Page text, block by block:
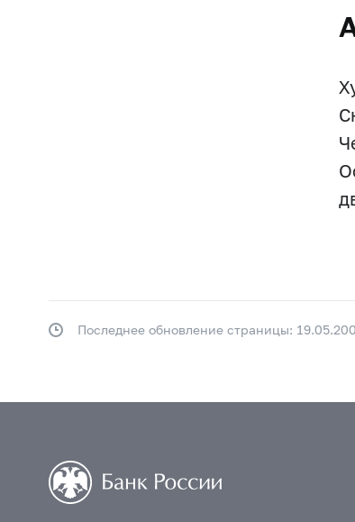
Последнее обновление страницы: